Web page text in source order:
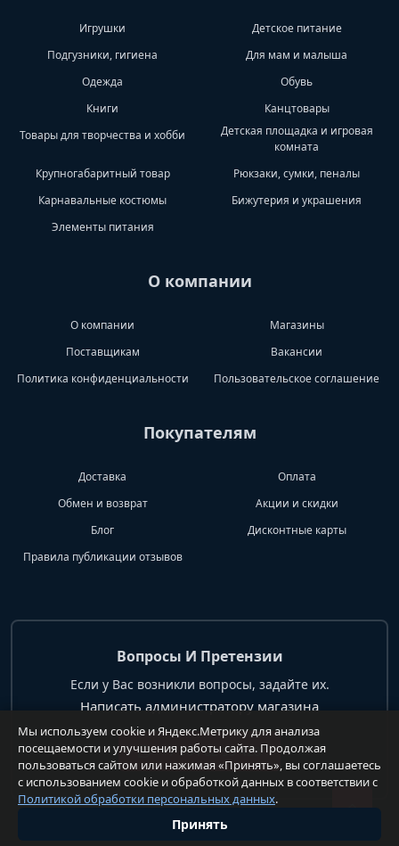
Игрушки
Детское питание
Подгузники, гигиена
Для мам и малыша
Одежда
Обувь
Книги
Канцтовары
Товары для творчества и хобби
Детская площадка и игровая
комната
Крупногабаритный товар
Рюкзаки, сумки, пеналы
Карнавальные костюмы
Бижутерия и украшения
Элементы питания
О компании
О компании
Магазины
Поставщикам
Вакансии
Политика конфиденциальности
Пользовательское соглашение
Покупателям
Доставка
Оплата
Обмен и возврат
Акции и скидки
Блог
Дисконтные карты
Правила публикации отзывов
Вопросы И Претензии
Если у Вас возникли вопросы, задайте их.
Написать администратору магазина
+7 904 62 99 428
Мы используем cookie и Яндекс.Метрику для анализа
посещаемости и улучшения работы сайта. Продолжая
пользоваться сайтом или нажимая «Принять», вы соглашаетесь
с использованием cookie и обработкой данных в соответствии с
Политикой обработки персональных данных.
Принять